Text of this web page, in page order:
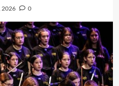
2026 0